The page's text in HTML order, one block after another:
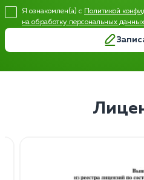
Я ознакомлен(а) с Политикой
на обработку персональных данных